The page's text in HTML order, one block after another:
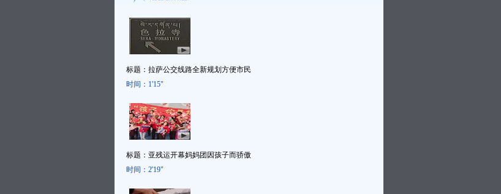
标题： 拉萨公交线路全新规划方便市民
时间： 1'15"
标题： 亚残运开幕妈妈团因孩子而骄傲
时间： 2'19"